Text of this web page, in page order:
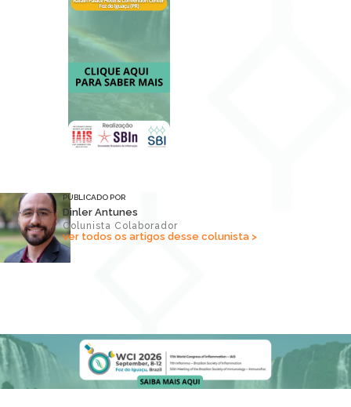
PUBLICADO POR
Dinler Antunes
Colunista Colaborador
ver todos os artigos desse colunista >